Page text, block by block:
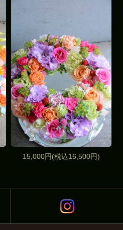
15,000円(税込16,500円)